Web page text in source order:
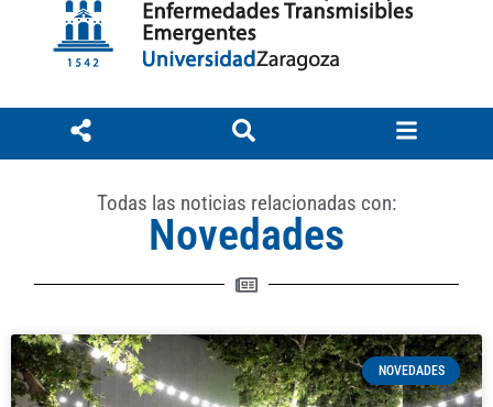
Todas las noticias relacionadas con:
Novedades
NOVEDADES